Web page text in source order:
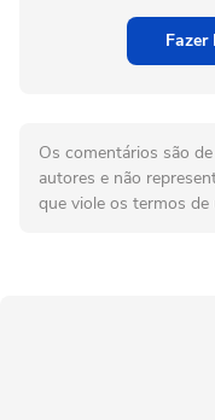
Os comentários são
autores e não
que viole os termos de